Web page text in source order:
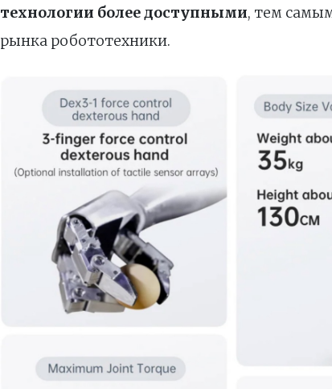
технологии более доступными, тем
рынка робототехники.